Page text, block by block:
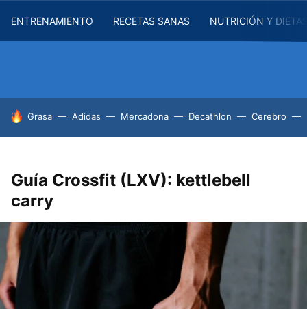
ENTRENAMIENTO RECETAS SANAS NUTRICIÓN Y
HOY SE HABLA DE
Grasa Adidas Mercadona Decathlon Cerebro
Guía Crossfit (LXV): kettlebell
carry